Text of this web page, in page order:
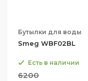
Бутылки для воды
Smeg WBF02BL
Есть в наличии
6200